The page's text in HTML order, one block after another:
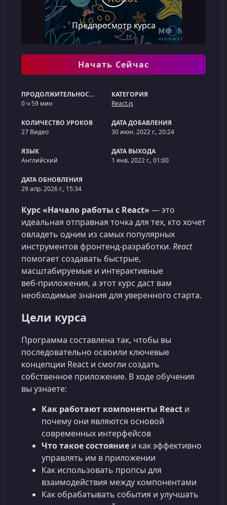
Предпросмотр курса
Начать Сейчас
ПРОДОЛЖИТЕЛЬНОСТЬ
0 ч 59 мин
КАТЕГОРИЯ
React.js
КОЛИЧЕСТВО УРОКОВ
27 Видео
ДАТА ДОБАВЛЕНИЯ
30 июн. 2022 г., 20:24
ЯЗЫК
Английский
ДАТА ВЫХОДА
1 янв. 2022 г., 01:00
ДАТА ОБНОВЛЕНИЯ
29 апр. 2026 г., 15:34
Курс «Начало работы с React» — это
идеальная отправная точка для тех, кто хочет
овладеть одним из самых популярных
инструментов фронтенд‑разработки. React
помогает создавать быстрые,
масштабируемые и интерактивные
веб‑приложения, а этот курс даст вам
необходимые знания для уверенного старта.
Цели курса
Программа составлена так, чтобы вы
последовательно освоили ключевые
концепции React и смогли создать
собственное приложение. В ходе обучения
вы узнаете:
Как работают компоненты React и
почему они являются основой
современных интерфейсов
Что такое состояние и как эффективно
управлять им в приложении
Как использовать пропсы для
взаимодействия между компонентами
Как обрабатывать события и улучшать